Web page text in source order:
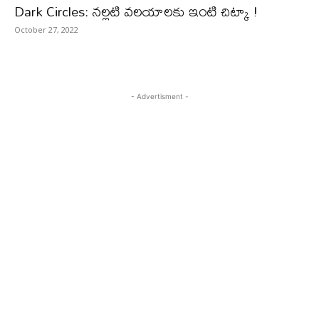
Dark Circles: నల్లటి వలయాలకు ఇంటి చిట్కా !
October 27, 2022
- Advertisment -